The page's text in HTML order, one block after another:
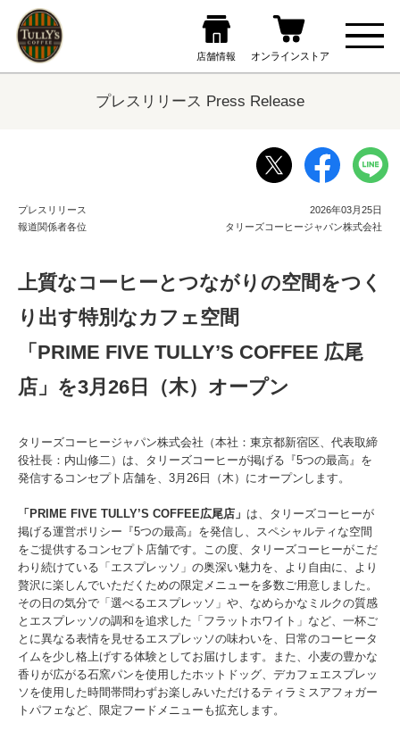
プレスリリース Press Release
プレスリリース
報道関係者各位
2026年03月25日
タリーズコーヒージャパン株式会社
上質なコーヒーとつながりの空間をつく
り出す特別なカフェ空間
「PRIME FIVE TULLY’S COFFEE 広尾
店」を3月26日（木）オープン
タリーズコーヒージャパン株式会社（本社：東京都新宿区、代表取締
役社長：内山修二）は、タリーズコーヒーが掲げる『5つの最高』を
発信するコンセプト店舗を、3月26日（木）にオープンします。
「PRIME FIVE TULLY’S COFFEE広尾店」 は、タリーズコーヒーが
掲げる運営ポリシー『5つの最高』を発信し、スペシャルティな空間
をご提供するコンセプト店舗です。この度、タリーズコーヒーがこだ
わり続けている「エスプレッソ」の奥深い魅力を、より自由に、より
贅沢に楽しんでいただくための限定メニューを多数ご用意しました。
その日の気分で「選べるエスプレッソ」や、なめらかなミルクの質感
とエスプレッソの調和を追求した「フラットホワイト」など、一杯ご
とに異なる表情を見せるエスプレッソの味わいを、日常のコーヒータ
イムを少し格上げする体験としてお届けします。また、小麦の豊かな
香りが広がる石窯パンを使用したホットドッグ、デカフェエスプレッ
ソを使用した時間帯問わずお楽しみいただけるティラミスアフォガー
トパフェなど、限定フードメニューも拡充します。